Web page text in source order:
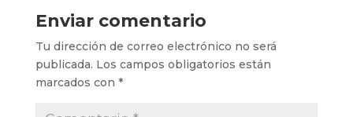
Enviar comentario
Tu dirección de correo electrónico no será
publicada. Los campos obligatorios están
marcados con *